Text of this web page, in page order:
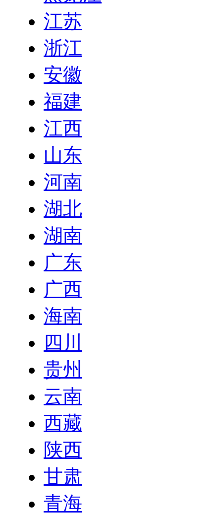
江苏
浙江
安徽
福建
江西
山东
河南
湖北
湖南
广东
广西
海南
四川
贵州
云南
西藏
陕西
甘肃
青海